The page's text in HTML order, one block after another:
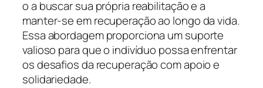
o a buscar sua própria reabilitação e a
manter-se em recuperação ao longo da vida.
Essa abordagem proporciona um suporte
valioso para que o indivíduo possa enfrentar
os desafios da recuperação com apoio e
solidariedade.